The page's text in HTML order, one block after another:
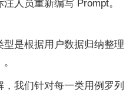
人员重新编写 Prompt。
是根据用户数据归纳整理
我们针对每一类用例罗列